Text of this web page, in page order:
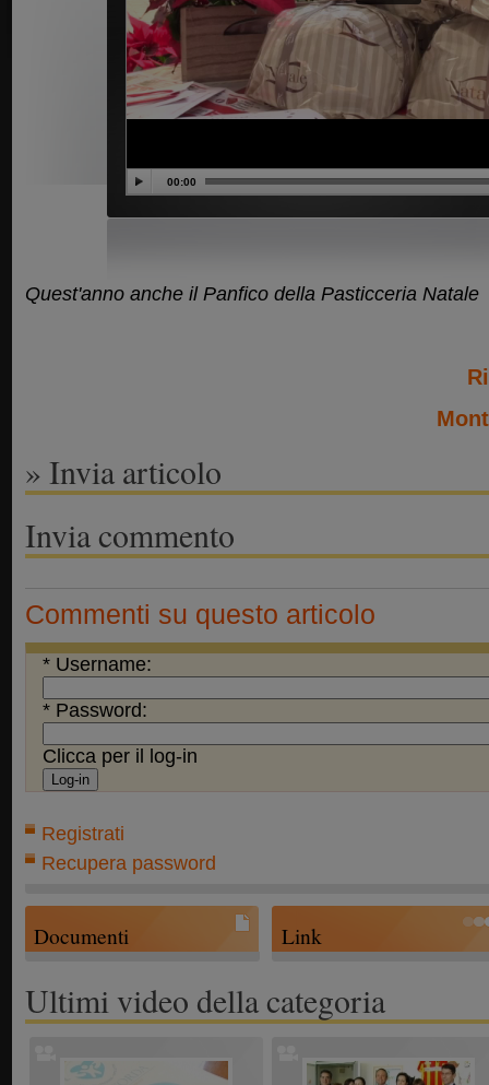
00:00
Quest'anno anche il Panfico della Pasticceria Natale
» Invia articolo
Invia commento
Commenti su questo articolo
* Username:
* Password:
Clicca per il log-in
Registrati
Recupera password
Documenti Link
Ultimi video della categoria